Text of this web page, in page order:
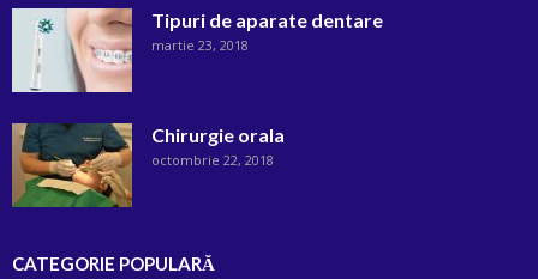
Tipuri de aparate dentare
martie 23, 2018
Chirurgie orala
octombrie 22, 2018
CATEGORIE POPULARĂ